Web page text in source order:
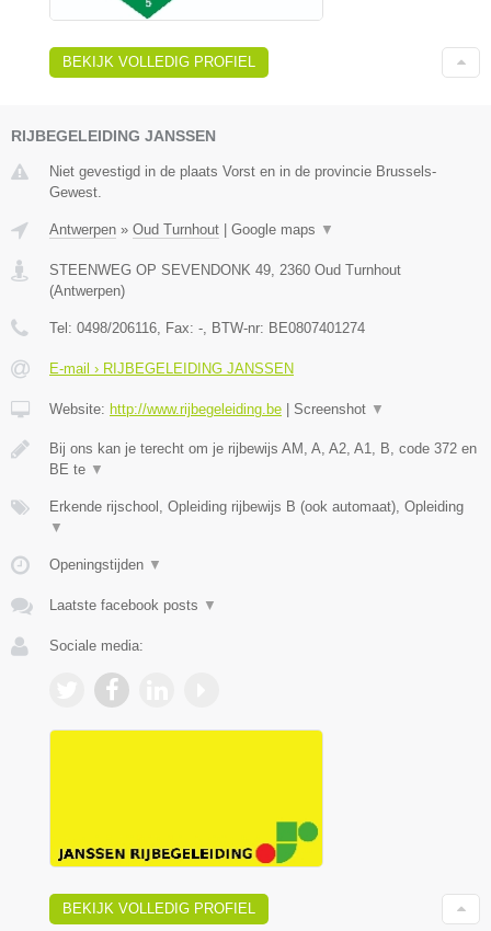
BEKIJK VOLLEDIG PROFIEL
RIJBEGELEIDING JANSSEN
Niet gevestigd in de plaats Vorst en in de provincie Brussels-
Gewest.
Antwerpen » Oud Turnhout Google maps ▼
STEENWEG OP SEVENDONK 49, 2360 Oud Turnhout
(Antwerpen)
Tel: 0498/206116, Fax: -, BTW-nr: BE0807401274
E-mail › RIJBEGELEIDING JANSSEN
Website: http://www.rijbegeleiding.be Screenshot ▼
Bij ons kan je terecht om je rijbewijs AM, A, A2, A1, B, code 372 en
BE te ▼
Erkende rijschool, Opleiding rijbewijs B (ook automaat), Opleiding
▼
Openingstijden ▼
Laatste facebook posts ▼
Sociale media:
BEKIJK VOLLEDIG PROFIEL